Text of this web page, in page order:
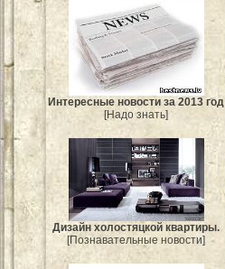
Интересные новости за 2013 год
[Надо знать]
Дизайн холостяцкой квартиры.
[Познавательные новости]